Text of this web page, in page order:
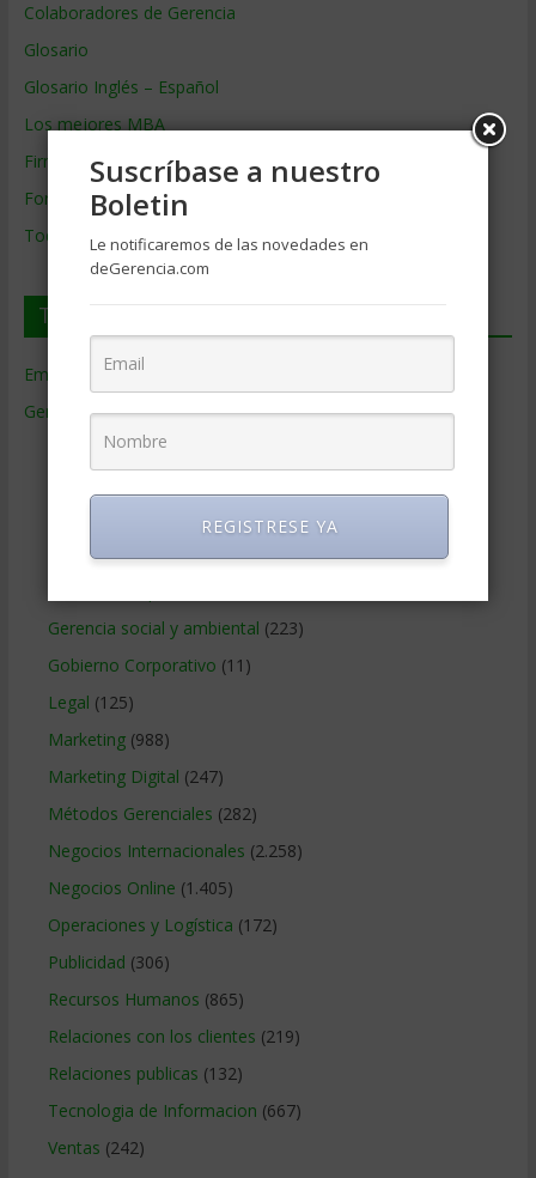
Colaboradores de Gerencia
Glosario
Glosario Inglés – Español
Los mejores MBA
Firmas de Gerencia
Formación de Gerencia
Todos los Temas
Temas de Gerencia
Empresas de Gerencia
Gerencia(9.481)
Ciencias Económicas
(454)
Estrategia Empresarial(304)
Gerencia social y ambiental (223)
Gobierno Corporativo (11)
Legal (125)
Marketing(988)
Marketing Digital (247)
Métodos Gerenciales (282)
Negocios Internacionales (2.258)
Negocios Online (1.405)
Operaciones y Logística (172)
Publicidad (306)
Recursos Humanos (865)
Relaciones con los clientes (219)
Relaciones publicas (132)
Tecnologia de Informacion (667)
Ventas (242)
Suscríbase a nuestro
Boletin
Le notificaremos de las novedades en
deGerencia.com
REGISTRESE YA